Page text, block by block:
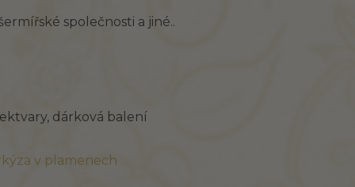
společnosti a jiné..
dárková balení